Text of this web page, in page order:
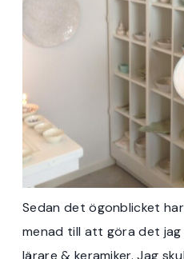
Sedan det ögonblicket
menad till att göra det jag
lärare & keramiker. Jag